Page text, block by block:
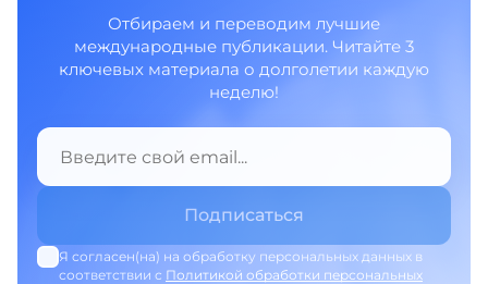
Отбираем и переводим лучшие
международные публикации. Читайте 3
ключевых материала о долголетии каждую
неделю!
Я согласен(на) на обработку персональных данных в
соответствии с Политикой обработки персональных